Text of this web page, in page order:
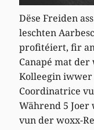
Dëse Freiden
leschten
profitéiert, fir
Canapé mat
Kolleegin
Coordinatrice
Während 5
vun der woxx-